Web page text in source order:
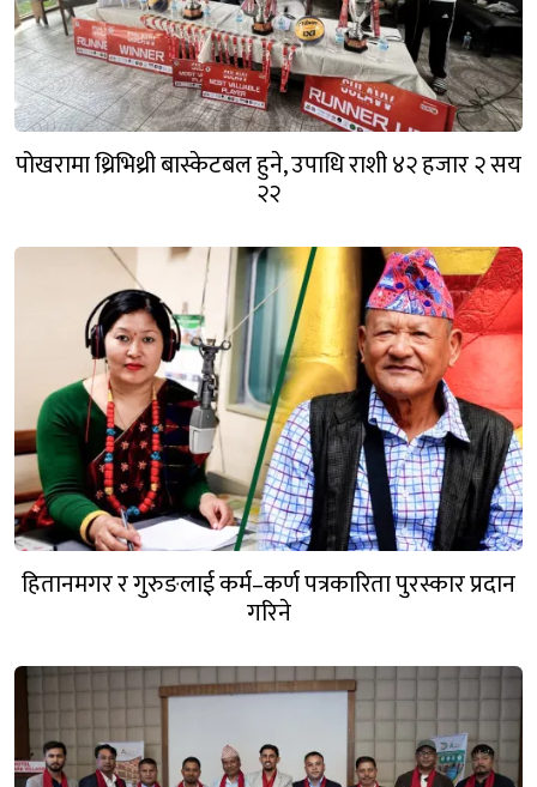
पोखरामा थ्रिभिथ्री बास्केटबल हुने, उपाधि राशी ४२ हजार २ सय
२२
हितानमगर र गुरुङलाई कर्म–कर्ण पत्रकारिता पुरस्कार प्रदान
गरिने